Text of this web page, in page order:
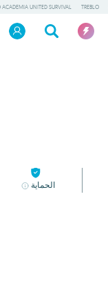
TREBLO
ACADEMIA UNITED SURVIVAL
الحماية